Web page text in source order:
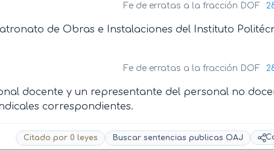
Fe de erratas a la fracción DOF
de Obras e Instalaciones del Instituto
Fe de erratas a la fracción DOF
docente y un representante del personal no
correspondientes.
Citado por 0 leyes Buscar sentencias publicas OAJ